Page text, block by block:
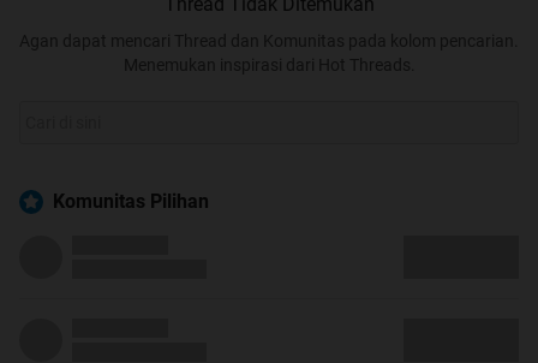
Agan dapat mencari Thread dan Komunitas pada kolom pencarian.
Menemukan inspirasi dari Hot Threads.
Komunitas Pilihan